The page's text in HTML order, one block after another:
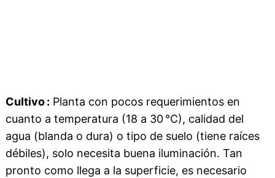
Cultivo : Planta con pocos requerimientos en
cuanto a temperatura (18 a 30 °C), calidad del
agua (blanda o dura) o tipo de suelo (tiene raíces
débiles), solo necesita buena iluminación. Tan
pronto como llega a la superficie, es necesario